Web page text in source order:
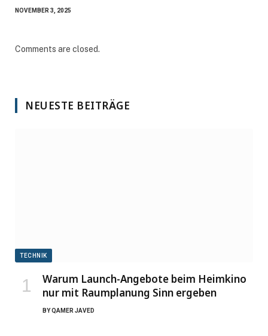
NOVEMBER 3, 2025
Comments are closed.
NEUESTE BEITRÄGE
TECHNIK
Warum Launch-Angebote beim Heimkino
nur mit Raumplanung Sinn ergeben
BYQAMER JAVED